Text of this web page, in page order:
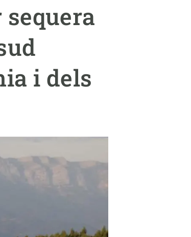
i dels
Actualitat
Canvi global
Funcionament dels ecosistemes